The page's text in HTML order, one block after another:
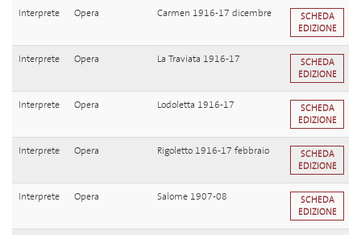
Interprete Opera Carmen 1916-17 dicembre
SCHEDA
EDIZIONE
Interprete Opera La Traviata 1916-17
SCHEDA
EDIZIONE
Interprete Opera Lodoletta 1916-17
SCHEDA
EDIZIONE
Interprete Opera Rigoletto 1916-17 febbraio
SCHEDA
EDIZIONE
Interprete Opera Salome 1907-08
SCHEDA
EDIZIONE